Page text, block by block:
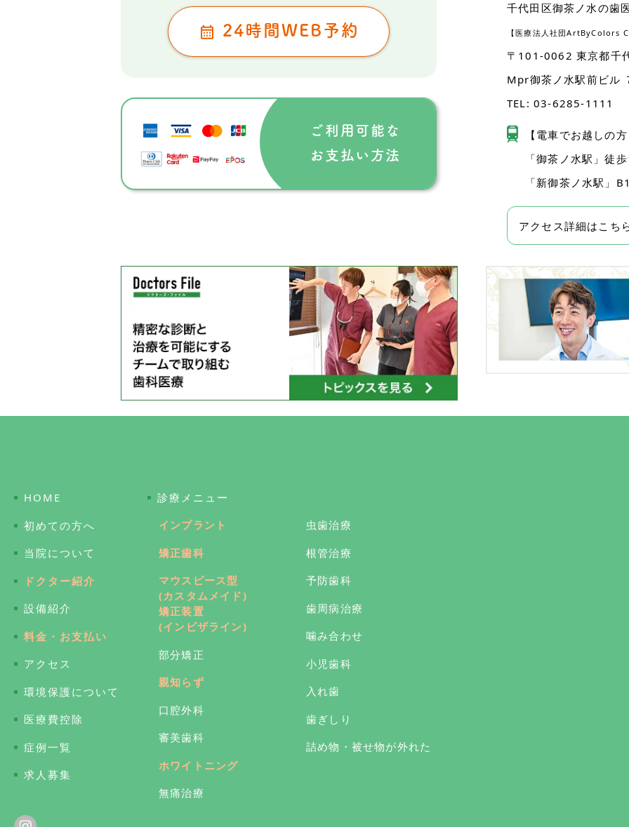
24時間WEB予約
ご利用可能な
お支払い方法
千代田区御茶ノ水の歯
【医療法人社団ArtByColors
〒101-0062 東京都千
Mpr御茶ノ水駅前ビル
TEL: 03-6285-1111
【電車でお越しの
「御茶ノ水駅」徒
「新御茶ノ水駅」
アクセス詳細はこち
HOME
初めての方へ
当院について
ドクター紹介
設備紹介
料金・お支払い
アクセス
環境保護について
医療費控除
症例一覧
求人募集
診療メニュー
インプラント
矯正歯科
マウスピース型
(カスタムメイド)
矯正装置
(インビザライン)
部分矯正
親知らず
口腔外科
審美歯科
ホワイトニング
無痛治療
虫歯治療
根管治療
予防歯科
歯周病治療
噛み合わせ
小児歯科
入れ歯
歯ぎしり
詰め物・被せ物が外れた